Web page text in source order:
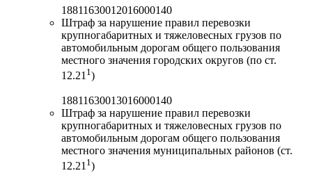
18811630012016000140
Штраф за нарушение правил перевозки
крупногабаритных и тяжеловесных грузов по
автомобильным дорогам общего пользования
местного значения городских округов (по ст.
12.21 1 )
18811630013016000140
Штраф за нарушение правил перевозки
крупногабаритных и тяжеловесных грузов по
автомобильным дорогам общего пользования
местного значения муниципальных районов (ст.
12.21 1)